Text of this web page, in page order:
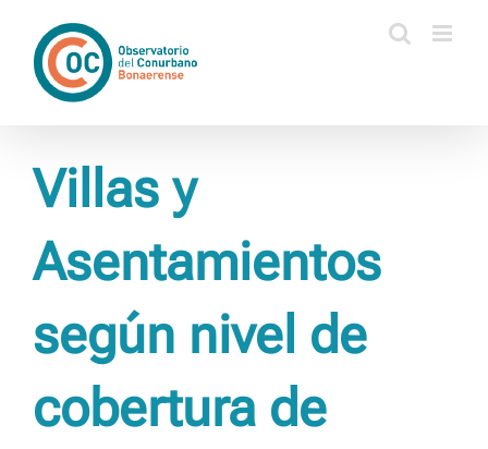
contenido
Villas y
Asentamientos
según nivel de
cobertura de